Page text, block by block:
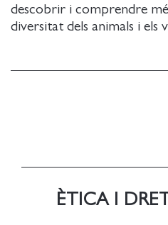
descobrir i comprendre
diversitat dels animals i els
ÈTICA I